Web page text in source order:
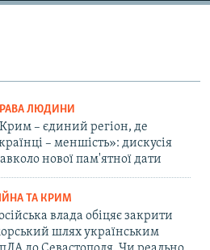
ЛЮДИНИ
– єдиний регіон, де
– меншість»: дискусія
нової пам'ятної дати
ТА КРИМ
влада обіцяє закрити
шлях українським